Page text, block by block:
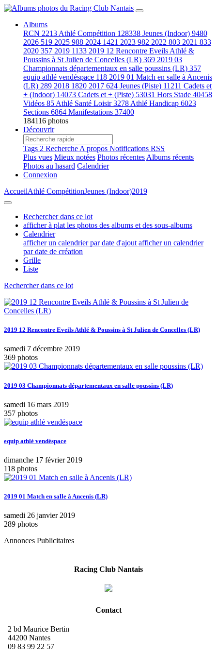
Albums
RCN 2213 Athlé Compétition 128338 Jeunes (Indoor) 9480
2026 519 2025 988 2024 1421 2023 982 2022 803 2021 833
2020 357 2019 1133 2019 12 Rencontre Eveils Athlé &
Poussins à St Julien de Concelles (LR) 369 2019 03
Championnats départementaux en salle poussins (LR) 357
equip athlé vendéspace 118 2019 01 Match en salle à Ancenis
(LR) 289 2018 1820 2017 624 Jeunes (Piste) 11211 Cadets et
+ (Indoor) 14073 Cadets et + (Piste) 53031 Hors Stade 40458
Vidéos 85 Athlé Santé Loisir3278 Athlé Handicap 6023
Sections 6864 Manifestations 37400
184116 photos
Découvrir
Tags 2 Recherche A propos Notifications RSS
Plus vues Mieux notées Photos récentes Albums récents
Photos au hasard Calendrier
Connexion
AccueilAthlé CompétitionJeunes (Indoor)2019
Rechercher dans ce lot
afficher à plat les photos des albums et des sous-albums
Calendrier
afficher un calendrier par date d'ajout afficher un calendrier
par date de création
Grille
Liste
Rechercher dans ce lot
2019 12 Rencontre Eveils Athlé & Poussins à St Julien de Concelles (LR)
samedi 7 décembre 2019
369 photos
2019 03 Championnats départementaux en salle poussins (LR)
samedi 16 mars 2019
357 photos
equip athlé vendéspace
dimanche 17 février 2019
118 photos
2019 01 Match en salle à Ancenis (LR)
samedi 26 janvier 2019
289 photos
Annonces Publicitaires
Racing Club Nantais
Contact
2 bd Maurice Bertin
44200 Nantes
09 83 99 22 57